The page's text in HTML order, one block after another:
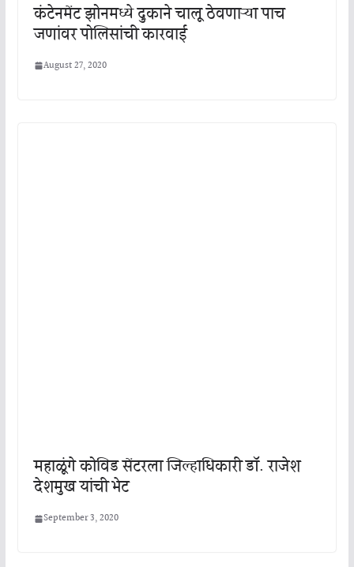
कंटेनमेंट झोनमध्ये दुकाने चालू ठेवणाऱ्या पाच
जणांवर पोलिसांची कारवाई
August 27, 2020
महाळूंगे कोविड सेंटरला जिल्हाधिकारी डॉ. राजेश
देशमुख यांची भेट
September 3, 2020